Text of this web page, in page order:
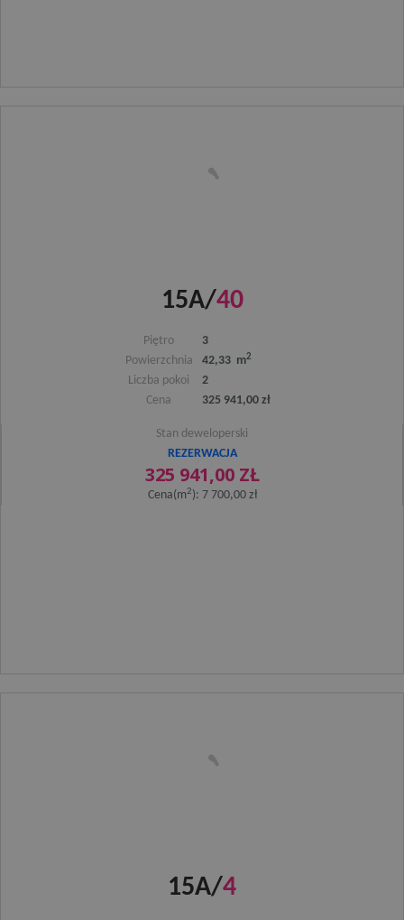
15A/40
Piętro
3
Powierzchnia
42,33 m2
Liczba pokoi
2
Cena
325 941,00 zł
Stan deweloperski
REZERWACJA
325 941,00 ZŁ
Cena(m2): 7 700,00 zł
15A/4